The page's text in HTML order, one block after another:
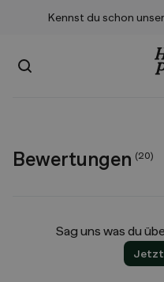
Kennst du schon
Suchen
Bewertungen (20)
Sag uns was du
Jetzt